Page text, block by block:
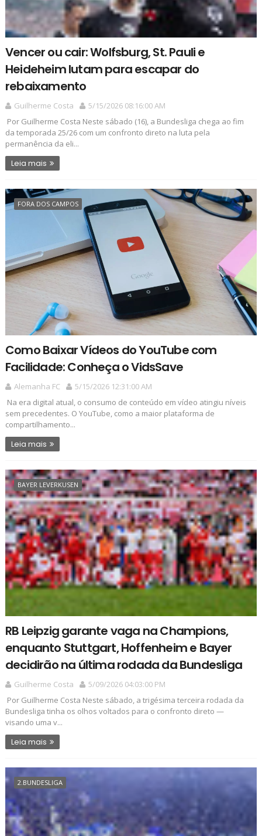
Vencer ou cair: Wolfsburg, St. Pauli e
Heideheim lutam para escapar do
rebaixamento
Guilherme Costa
5/15/2026 08:16:00 AM
Por Guilherme Costa Neste sábado (16), a Bundesliga chega ao fim
da temporada 25/26 com um confronto direto na luta pela
permanência da eli...
Leia mais
FORA DOS CAMPOS
Como Baixar Vídeos do YouTube com
Facilidade: Conheça o VidsSave
Alemanha FC
5/15/2026 12:31:00 AM
Na era digital atual, o consumo de conteúdo em vídeo atingiu níveis
sem precedentes. O YouTube, como a maior plataforma de
compartilhamento...
Leia mais
BAYER LEVERKUSEN
RB Leipzig garante vaga na Champions,
enquanto Stuttgart, Hoffenheim e Bayer
decidirão na última rodada da Bundesliga
Guilherme Costa
5/09/2026 04:03:00 PM
Por Guilherme Costa Neste sábado, a trigésima terceira rodada da
Bundesliga tinha os olhos voltados para o confronto direto —
visando uma v...
Leia mais
2.BUNDESLIGA